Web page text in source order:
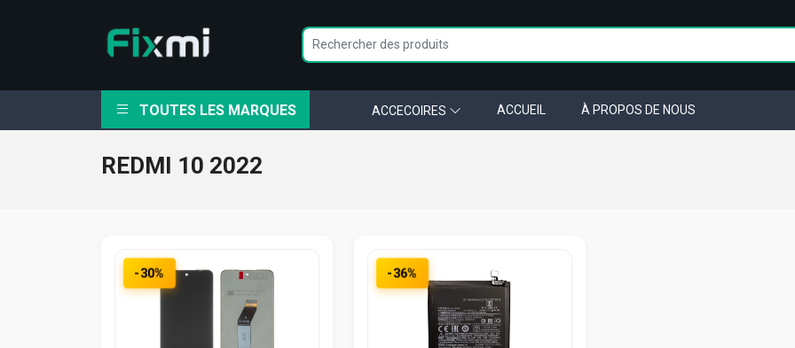
TOUTES LES MARQUES ACCECOIRES ACCUEIL À PROPOS DE NOUS
REDMI 10 2022
-30% -36%